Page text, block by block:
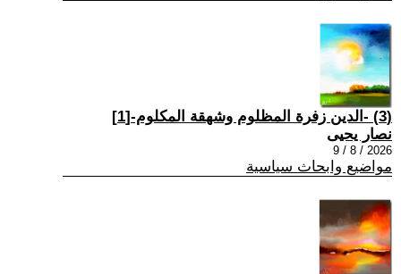
(3) -الدين زفرة المظلوم وشهقة المكلوم-[1]
نصار يحيى
2026 / 8 / 9
مواضيع وابحاث سياسية